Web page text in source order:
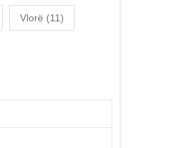
Vlorë (11)